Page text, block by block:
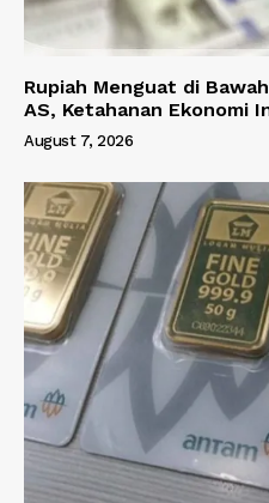
Rupiah Menguat di
AS, Ketahanan Ekonomi
August 7, 2026